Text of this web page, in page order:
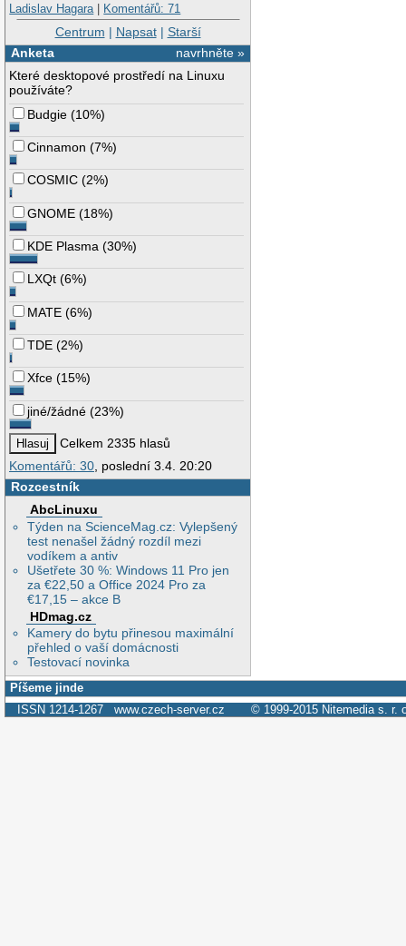
Ladislav Hagara | Komentářů: 71
Centrum | Napsat| Starší
navrhněte »
Anketa
Které desktopové prostředí na Linuxu
používáte?
Budgie (10%)
Cinnamon (7%)
COSMIC (2%)
GNOME (18%)
KDE Plasma (30%)
LXQt (6%)
MATE (6%)
TDE (2%)
Xfce (15%)
jiné/žádné (23%)
Celkem 2335 hlasů
Komentářů: 30, poslední 3.4. 20:20
Rozcestník
AbcLinuxu
Týden na ScienceMag.cz: Vylepšený
test nenašel žádný rozdíl mezi
vodíkem a antiv
Ušetřete 30 %: Windows 11 Pro jen
za €22,50 a Office 2024 Pro za
€17,15 – akce B
HDmag.cz
Kamery do bytu přinesou maximální
přehled o vaší domácnosti
Testovací novinka
Píšeme jinde
ISSN 1214-1267 www.czech-server.cz © 1999-2015 Nitemedia s. r.